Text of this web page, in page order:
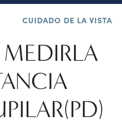
CUIDADO DE LA VISTA
LA
(PD)